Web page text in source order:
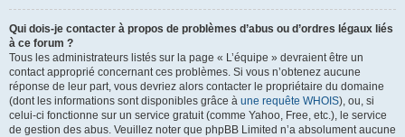
Qui dois-je contacter à propos de problèmes d’abus ou d’ordres légaux liés
à ce forum ?
Tous les administrateurs listés sur la page « L’équipe » devraient être un
contact approprié concernant ces problèmes. Si vous n’obtenez aucune
réponse de leur part, vous devriez alors contacter le propriétaire du domaine
(dont les informations sont disponibles grâce à une requête WHOIS), ou, si
celui-ci fonctionne sur un service gratuit (comme Yahoo, Free, etc.), le service
de gestion des abus. Veuillez noter que phpBB Limited n’a absolument aucune